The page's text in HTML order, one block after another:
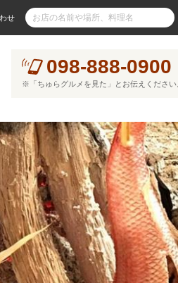
せ
098-888-0900
※「ちゅらグルメを見た」とお伝えください